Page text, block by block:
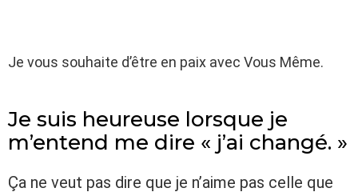
Je vous souhaite d’être en paix avec Vous Même.
Je suis heureuse lorsque je
m’entend me dire « j’ai changé. »
Ça ne veut pas dire que je n’aime pas celle que